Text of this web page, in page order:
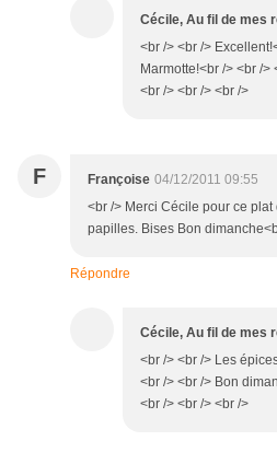
Cécile, Au fil de mes
<br /> <br />
Marmotte!<br /> <br /
<br /> <br /> <br />
F Françoise 04/12/2011 09:55
<br /> Merci Cécile pour ce
papilles. Bises Bon
Répondre
Cécile, Au fil de mes
<br /> <br /> Les
<br /> <br /> Bon
<br /> <br /> <br />